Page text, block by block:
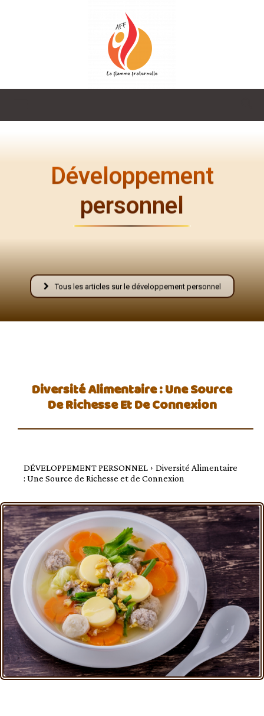
–
Développement
personnel
Tous les articles sur le développement personnel
Diversité Alimentaire : Une Source
De Richesse Et De Connexion
DÉVELOPPEMENT PERSONNEL
Diversité Alimentaire
: Une Source de Richesse et de Connexion